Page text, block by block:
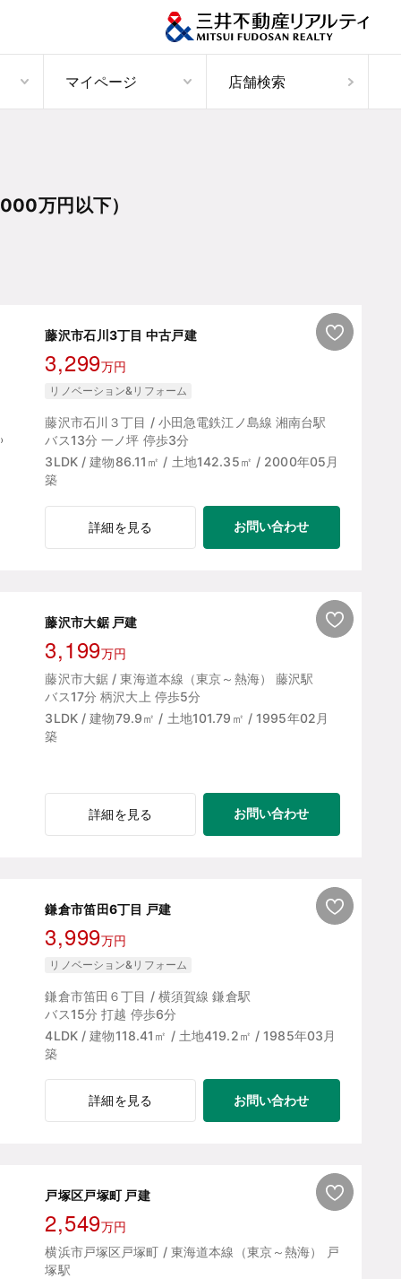
マイページ 店舗検索
万円以下）
藤沢市石川3丁目 中古戸建
3,299万円
リノベーション&リフォーム
藤沢市石川３丁目 / 小田急電鉄江ノ島線 湘南台駅
バス13分 一ノ坪 停歩3分
3LDK / 建物86.11㎡ / 土地142.35㎡ / 2000年05月
築
詳細を見る お問い合わせ
藤沢市大鋸 戸建
3,199万円
藤沢市大鋸 / 東海道本線（東京～熱海） 藤沢駅
バス17分 柄沢大上 停歩5分
3LDK / 建物79.9㎡ / 土地101.79㎡ / 1995年02月
築
詳細を見る お問い合わせ
鎌倉市笛田6丁目 戸建
3,999万円
リノベーション&リフォーム
鎌倉市笛田６丁目 / 横須賀線 鎌倉駅
バス15分 打越 停歩6分
4LDK / 建物118.41㎡ / 土地419.2㎡ / 1985年03月
築
詳細を見る お問い合わせ
戸塚区戸塚町 戸建
2,549万円
横浜市戸塚区戸塚町 / 東海道本線（東京～熱海） 戸
塚駅